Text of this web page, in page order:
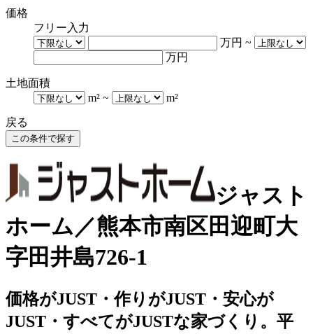
価格
フリー入力
万円 ~
万円
土地面積
m² ~ m²
戻る
ジャスト
ホーム／熊本市南区田迎町大
字田井島726-1
価格がJUST・作りがJUST・安心が
JUST・すべてがJUSTな家づくり。平